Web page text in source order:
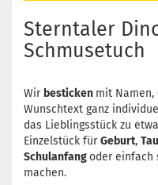
Sterntaler
Schmusetuch
Wir besticken mit Namen,
Wunschtext ganz
das Lieblingsstück zu
Einzelstück fürGeburt,
Schulanfangoder einfach
machen.